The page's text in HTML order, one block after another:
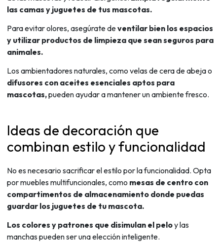
las camas y juguetes de tus mascotas.
Para evitar olores, asegúrate deventilar bien los espacios
y utilizar productos de limpieza que sean seguros para
animales.
Los ambientadores naturales, como velas de cera de abeja o
difusores con aceites esenciales aptos para
mascotas,pueden ayudar a mantener un ambiente fresco.
Ideas de decoración que
combinan estilo y funcionalidad
No es necesario sacrificar el estilo por la funcionalidad. Opta
por muebles multifuncionales, como mesas de centro con
compartimentos de almacenamiento donde puedas
guardar los juguetes de tu mascota.
Los colores y patrones que disimulan el peloy las
manchas pueden ser una elección inteligente.